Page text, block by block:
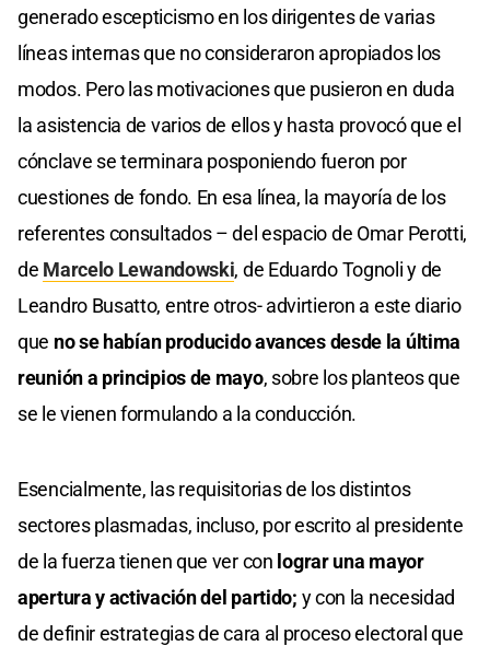
generado escepticismo en los dirigentes de varias
líneas internas que no consideraron apropiados los
modos. Pero las motivaciones que pusieron en duda
la asistencia de varios de ellos y hasta provocó que el
cónclave se terminara posponiendo fueron por
cuestiones de fondo. En esa línea, la mayoría de los
referentes consultados – del espacio de Omar Perotti,
de Marcelo Lewandowski, de Eduardo Tognoli y de
Leandro Busatto, entre otros- advirtieron a este diario
que no se habían producido avances desde la última
reunión a principios de mayo, sobre los planteos que
se le vienen formulando a la conducción.
Esencialmente, las requisitorias de los distintos
sectores plasmadas, incluso, por escrito al presidente
de la fuerza tienen que ver con lograr una mayor
apertura y activación del partido; y con la necesidad
de definir estrategias de cara al proceso electoral que